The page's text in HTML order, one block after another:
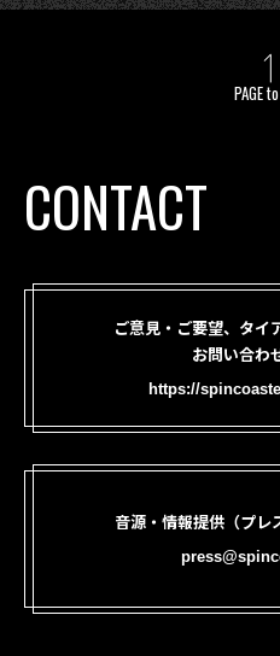
PAGE
CONTACT
ご意見・ご要望、タイ
お問い合わ
https://
音源・情報提供（プレ